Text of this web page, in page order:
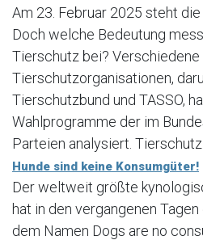
Am 23. Februar 2025 steht die
Doch welche Bedeutung
Tierschutz bei? Verschiedene
Tierschutzorganisationen,
Tierschutzbund und TASSO,
Wahlprogramme der im
Parteien analysiert. Tierschutz
Hunde sind keine Konsumgüter!
Der weltweit größte
hat in den vergangenen
dem Namen Dogs are no